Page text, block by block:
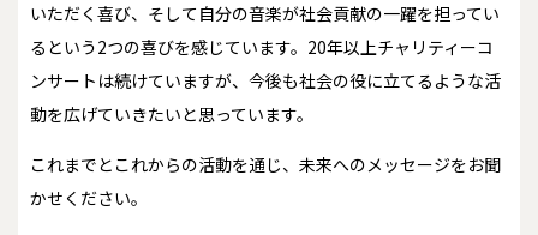
いただく喜び、そして自分の音楽が社会貢献の一躍を担ってい
るという2つの喜びを感じています。20年以上チャリティーコ
ンサートは続けていますが、今後も社会の役に立てるような活
動を広げていきたいと思っています。
――これまでとこれからの活動を通じ、未来へのメッセージをお聞
かせください。